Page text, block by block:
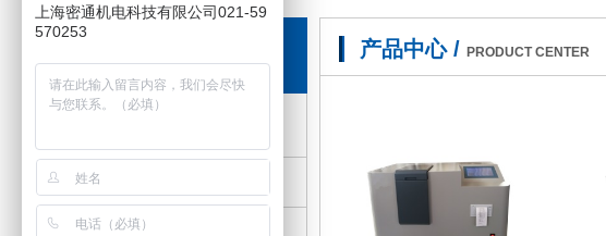
产品中心 / PRODUCT CENTER
生物医药化工仪器
上海密通机电科技有限公司021-59
570253